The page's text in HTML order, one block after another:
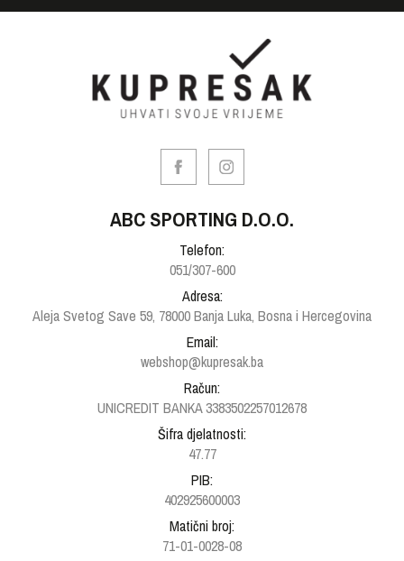
ABC SPORTING D.O.O.
Telefon:
051/307-600
Adresa:
Aleja Svetog Save 59, 78000 Banja Luka, Bosna i Hercegovina
Email:
webshop@kupresak.ba
Račun:
UNICREDIT BANKA 3383502257012678
Šifra djelatnosti:
47.77
PIB:
402925600003
Matični broj:
71-01-0028-08